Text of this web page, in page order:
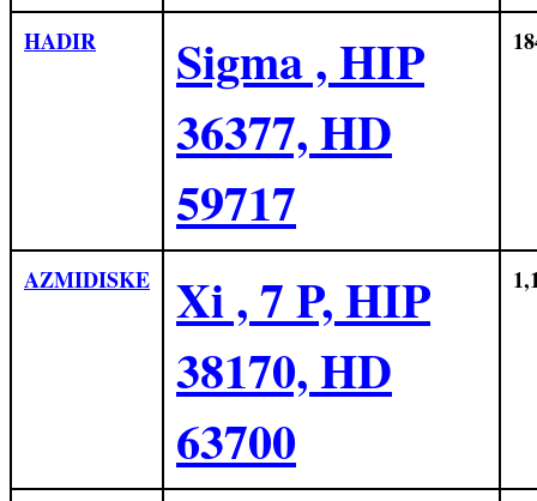
HADIR
Sigma , HIP
36377, HD
59717
AZMIDISKE
Xi , 7 P, HIP
38170, HD
63700